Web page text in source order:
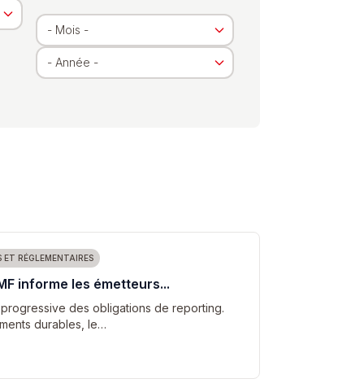
RÉGLEMENTAIRES
informe les émetteurs...
progressive des obligations de reporting.
durables, le…